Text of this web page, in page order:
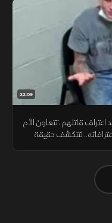
22:09
قاتلهم، تتعاون الأم
لتنكشف حقيقة